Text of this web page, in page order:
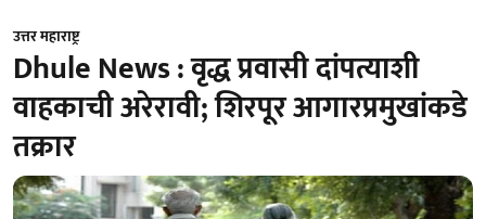
उत्तर महाराष्ट्र
Dhule News : वृद्ध प्रवासी दांपत्याशी
वाहकाची अरेरावी; शिरपूर आगारप्रमुखांकडे
तक्रार